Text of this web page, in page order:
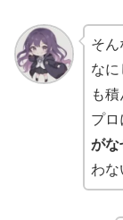
そん
な
も積
プロ
がな
わな